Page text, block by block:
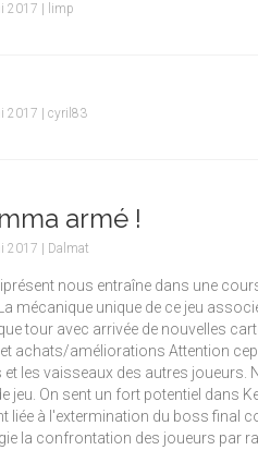
2017 | limp
2017 | cyril83
armé !
2017 | Dalmat
nous entraîne dans une
mécanique unique de ce jeu
tour avec arrivée de nouvelles
achats/améliorations Attention
les vaisseaux des autres
jeu. On sent un fort potentiel dans
liée à l'extermination du boss final
la confrontation des joueurs par